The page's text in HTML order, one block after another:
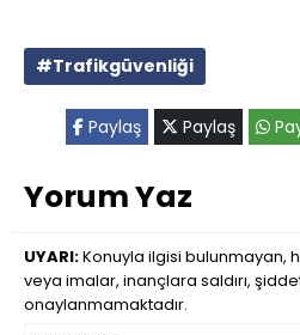
#Trafikgüvenliği
Paylaş Paylaş
Yorum Yaz
UYARI:Konuyla ilgisi bulunmayan,
veya imalar, inançlara saldırı,
onaylanmamaktadır.